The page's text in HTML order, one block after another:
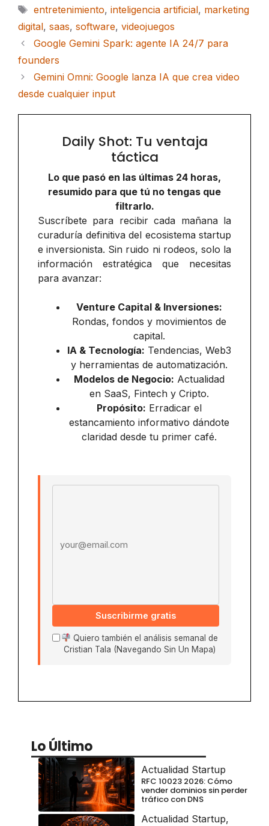
Etiquetas
entretenimiento, inteligencia artificial, marketing
digital, saas, software, videojuegos
Google Gemini Spark: agente IA 24/7 para
founders
Gemini Omni: Google lanza IA que crea video
desde cualquier input
Daily Shot: Tu ventaja
táctica
Lo que pasó en las últimas 24 horas,
resumido para que tú no tengas que
filtrarlo.
Suscríbete para recibir cada mañana la
curaduría definitiva del ecosistema startup
e inversionista. Sin ruido ni rodeos, solo la
información estratégica que necesitas
para avanzar:
Venture Capital & Inversiones:
Rondas, fondos y movimientos de
capital.
IA & Tecnología: Tendencias, Web3
y herramientas de automatización.
Modelos de Negocio: Actualidad
en SaaS, Fintech y Cripto.
Propósito: Erradicar el
estancamiento informativo dándote
claridad desde tu primer café.
Suscribirme gratis
Quiero también el análisis semanal de
Cristian Tala (Navegando Sin Un Mapa)
Lo Último
Actualidad Startup
RFC 10023 2026: Cómo
vender dominios sin perder
tráfico con DNS
Actualidad Startup,